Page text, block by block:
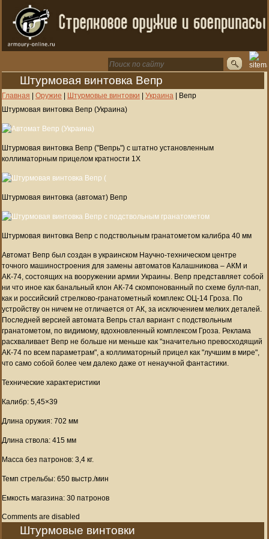
Штурмовая винтовка Вепр
Главная | Оружие | Штурмовые винтовки | Украина | Вепр
Штурмовая винтовка Вепр (Украина)
Штурмовая винтовка Вепр ("Вепрь") с штатно установленным
коллиматорным прицелом кратности 1X
Штурмовая винтовка (автомат) Вепр
Штурмовая винтовка Вепр с подствольным гранатометом калибра 40 мм
Автомат Вепр был создан в украинском Научно-техническом центре
точного машиностроения для замены автоматов Калашникова – АКМ и
АК-74, состоящих на вооружении армии Украины. Вепр представляет собой
ни что иное как банальный клон АК-74 скомпонованный по схеме булл-пап,
как и российский стрелково-гранатометный комплекс ОЦ-14 Гроза. По
устройству он ничем не отличается от АК, за исключением мелких деталей.
Последней версией автомата Вепрь стал вариант с подствольным
гранатометом, по видимому, вдохновленный комплексом Гроза. Реклама
расхваливает Вепр не больше ни меньше как "значительно превосходящий
АК-74 по всем параметрам", а коллиматорный прицел как "лучшим в мире",
что само собой более чем далеко даже от ненаучной фантастики.
Технические характеристики
Калибр: 5,45×39
Длина оружия: 702 мм
Длина ствола: 415 мм
Масса без патронов: 3,4 кг.
Темп стрельбы: 650 выстр./мин
Емкость магазина: 30 патронов
Comments are disabled
Штурмовые винтовки